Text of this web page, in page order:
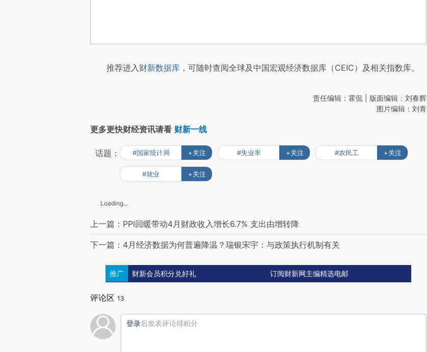
推荐进入财新数据库 ，可随时查阅全球及中国宏观经济数据库（CEIC）及相关指数库。
责任编辑：霍侃 | 版面编辑：刘春辉
图片编辑：刘青
更多更快财经资讯请看 财新一线
话题： #国家统计局 +关注 #失业率 +关注 #农民工 +关注
#就业 +关注
Loading...
上一篇：PPI回暖带动4月财政收入增长6.7% 支出由增转降
下一篇：4月经济数据为何普遍降温？瑞银宋宇：与政策执行机制有关
推广 财新会员积分兑好礼 订阅财新网主编精选电邮
评论区 13
登录后发表评论得积分